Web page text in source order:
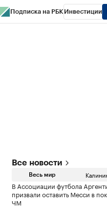
Подписка на РБК Инвестиции
Все новости
Весь мир
В Ассоциации футбола
призвали оставить Месси в
ЧМ